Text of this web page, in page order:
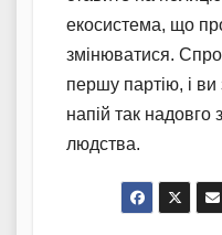
екосистема, що
змінюватися.
першу партію, і ви
напій так надовго
людства.